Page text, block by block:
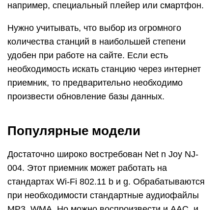
например, специальный плейер или смартфон.
Нужно учитывать, что выбор из огромного
количества станций в наибольшей степени
удобен при работе на сайте. Если есть
необходимость искать станцию через интернет
приемник, то предварительно необходимо
произвести обновление базы данных.
Популярные модели
Достаточно широко востребован Net n Joy NJ-
004. Этот приемник может работать на
стандартах Wi-Fi 802.11 b и g. Обрабатываются
при необходимости стандартные аудиофайлы